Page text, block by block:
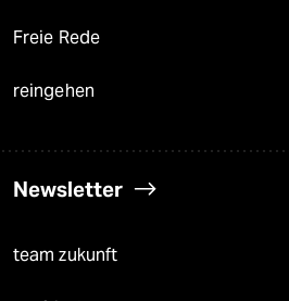
Freie Rede
reingehen
Newsletter
team zukunft